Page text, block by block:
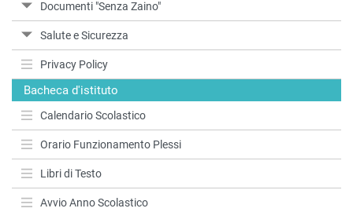
Documenti "Senza Zaino"
Salute e Sicurezza
Privacy Policy
Bacheca d'istituto
Calendario Scolastico
Orario Funzionamento Plessi
Libri di Testo
Avvio Anno Scolastico